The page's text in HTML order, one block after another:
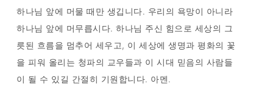
하나님 앞에 머물 때만 생깁니다. 우리의 욕망이 아니라
하나님 앞에 머무릅시다. 하나님 주신 힘으로 세상의 그
릇된 흐름을 멈추어 세우고, 이 세상에 생명과 평화의 꽃
을 피워 올리는 청파의 교우들과 이 시대 믿음의 사람들
이 될 수 있길 간절히 기원합니다. 아멘.